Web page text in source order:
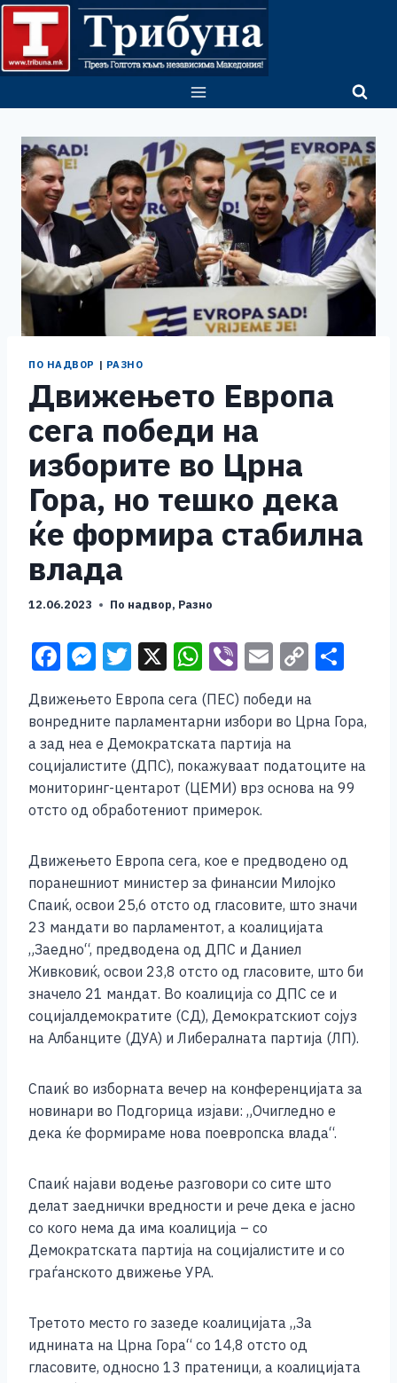
Skip
content
ПО НАДВОР | РАЗНО
Движењето Европа
сега победи на
изборите во Црна
Гора, но тешко дека
ќе формира стабилна
влада
12.06.2023 По надвор, Разно
F
c
e
b
o
o
k
M
ss
e
n
g
er
T
tt
er
X W
h
at
s
A
p
p
Vi
er
E
ai
l
C
p
Li
n
ar
e
Движењето Европа сега (ПЕС) победи на
вонредните парламентарни избори во Црна Гора,
а зад неа е Демократската партија на
социјалистите (ДПС), покажуваат податоците на
мониторинг-центарот (ЦЕМИ) врз основа на 99
отсто од обработениот примерок.
Движењето Европа сега, кое е предводено од
поранешниот министер за финансии Милојко
Спаиќ, освои 25,6 отсто од гласовите, што значи
23 мандати во парламентот, а коалицијата
„Заедно“, предводена од ДПС и Даниел
Живковиќ, освои 23,8 отсто од гласовите, што би
значело 21 мандат. Во коалиција со ДПС се и
социјалдемократите (СД), Демократскиот сојуз
на Албанците (ДУА) и Либералната партија (ЛП).
Спаиќ во изборната вечер на конференцијата за
новинари во Подгорица изјави: „Очигледно е
дека ќе формираме нова поевропска влада“.
Спаиќ најави водење разговори со сите што
делат заеднички вредности и рече дека е јасно
со кого нема да има коалиција – со
Демократската партија на социјалистите и со
граѓанското движење УРА.
Третото место го зазеде коалицијата „За
иднината на Црна Гора“ со 14,8 отсто од
гласовите, односно 13 пратеници, а коалицијата